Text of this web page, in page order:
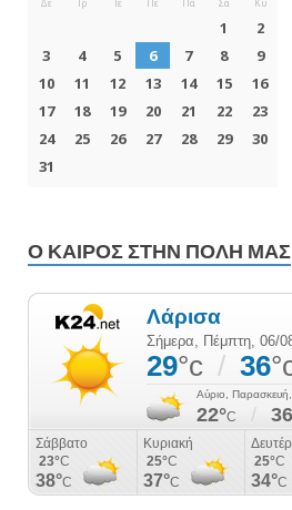
Ο ΚΑΙΡΌΣ ΣΤΗΝ ΠΌΛΗ ΜΑΣ